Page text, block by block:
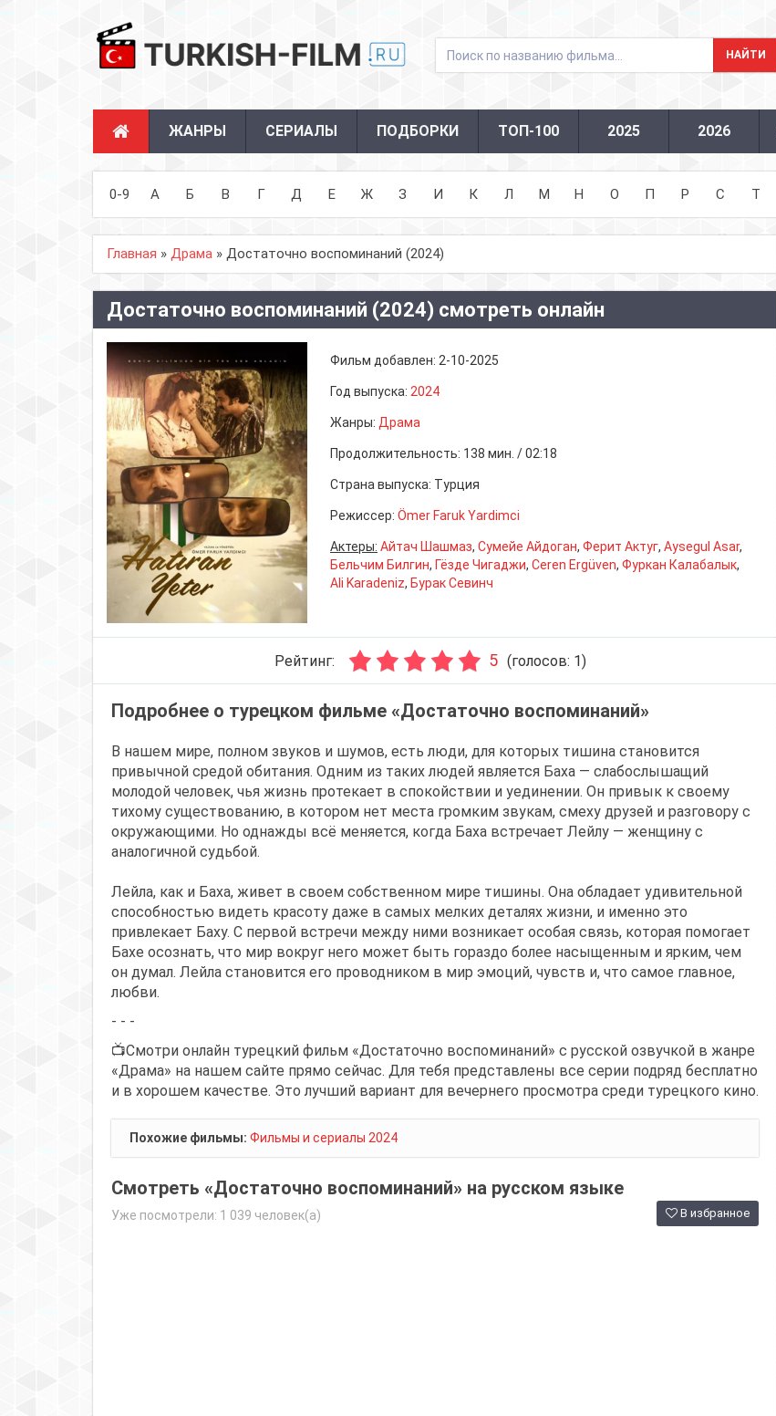
ЖАНРЫ СЕРИАЛЫ ПОДБОРКИ ТОП-100 2025 2026
0-9 А Б В Г Д Е Ж З И К Л М Н О П Р С Т
Главная » Драма » Достаточно воспоминаний (2024)
Достаточно воспоминаний (2024) смотреть онлайн
Фильм добавлен: 2-10-2025
Год выпуска: 2024
Жанры: Драма
Продолжительность: 138 мин. / 02:18
Страна выпуска: Турция
Режиссер: Ömer Faruk Yardimci
Актеры: Айтач Шашмаз, Сумейе Айдоган, Ферит Актуг, Aysegul Asar,
Бельчим Билгин, Гёзде Чигаджи, Ceren Ergüven, Фуркан Калабалык,
Ali Karadeniz, Бурак Севинч
Рейтинг: 5 (голосов: 1)
Подробнее о турецком фильме «Достаточно воспоминаний»
В нашем мире, полном звуков и шумов, есть люди, для которых тишина становится
привычной средой обитания. Одним из таких людей является Баха — слабослышащий
молодой человек, чья жизнь протекает в спокойствии и уединении. Он привык к своему
тихому существованию, в котором нет места громким звукам, смеху друзей и разговору с
окружающими. Но однажды всё меняется, когда Баха встречает Лейлу — женщину с
аналогичной судьбой.
Лейла, как и Баха, живет в своем собственном мире тишины. Она обладает удивительной
способностью видеть красоту даже в самых мелких деталях жизни, и именно это
привлекает Баху. С первой встречи между ними возникает особая связь, которая помогает
Бахе осознать, что мир вокруг него может быть гораздо более насыщенным и ярким, чем
он думал. Лейла становится его проводником в мир эмоций, чувств и, что самое главное,
любви.
- - -
📺Смотри онлайн турецкий фильм «Достаточно воспоминаний» с русской озвучкой в жанре
«Драма» на нашем сайте прямо сейчас. Для тебя представлены все серии подряд бесплатно
и в хорошем качестве. Это лучший вариант для вечернего просмотра среди турецкого кино.
Похожие фильмы: Фильмы и сериалы 2024
Смотреть «Достаточно воспоминаний» на русском языке
Уже посмотрели: 1 039 человек(а) В избранное